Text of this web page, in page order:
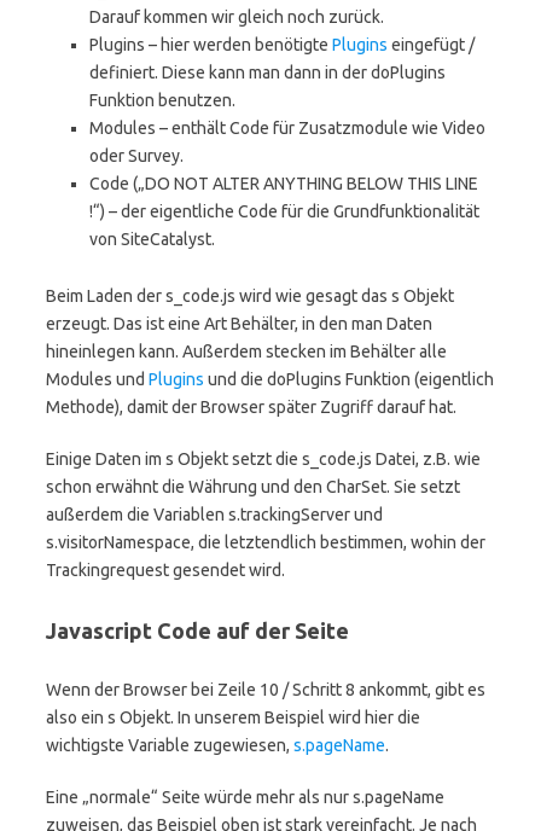
Darauf kommen wir gleich noch zurück.
Plugins – hier werden benötigte Plugins eingefügt /
definiert. Diese kann man dann in der doPlugins
Funktion benutzen.
Modules – enthält Code für Zusatzmodule wie Video
oder Survey.
Code („DO NOT ALTER ANYTHING BELOW THIS LINE
!“) – der eigentliche Code für die Grundfunktionalität
von SiteCatalyst.
Beim Laden der s_code.js wird wie gesagt das s Objekt
erzeugt. Das ist eine Art Behälter, in den man Daten
hineinlegen kann. Außerdem stecken im Behälter alle
Modules und Plugins und die doPlugins Funktion (eigentlich
Methode), damit der Browser später Zugriff darauf hat.
Einige Daten im s Objekt setzt die s_code.js Datei, z.B. wie
schon erwähnt die Währung und den CharSet. Sie setzt
außerdem die Variablen s.trackingServer und
s.visitorNamespace, die letztendlich bestimmen, wohin der
Trackingrequest gesendet wird.
Javascript Code auf der Seite
Wenn der Browser bei Zeile 10 / Schritt 8 ankommt, gibt es
also ein s Objekt. In unserem Beispiel wird hier die
wichtigste Variable zugewiesen, s.pageName.
Eine „normale“ Seite würde mehr als nur s.pageName
zuweisen, das Beispiel oben ist stark vereinfacht. Je nach